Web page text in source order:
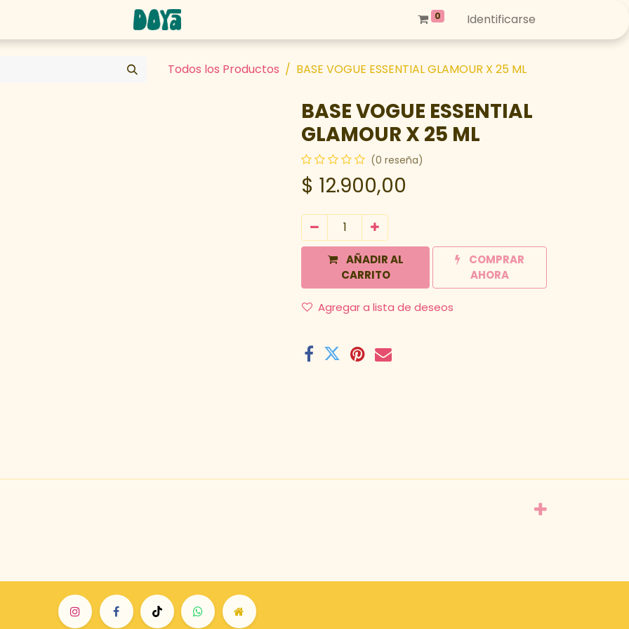
0 Identificarse
Todos los Productos BASE VOGUE ESSENTIAL GLAMOUR X 25 ML
BASE VOGUE ESSENTIAL
GLAMOUR X 25 ML
(0 reseña)
$ 12.900,00
AÑADIR AL
CARRITO
COMPRAR
AHORA
Agregar a lista de deseos